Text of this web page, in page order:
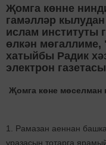
Җомга көнне
гамәлләр
ислам институты
өлкән
хатыйбы Радик
электрон
Җомга көне мөселман
1. Рамазан аеннан
уразасын тотарга